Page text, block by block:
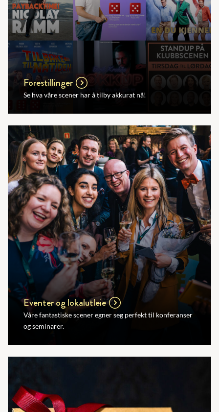
Forestillinger
Se hva våre scener har å tilby akkurat nå!
Eventer og lokalutleie
Våre fantastiske scener egner seg perfekt til konferanser
og seminarer.